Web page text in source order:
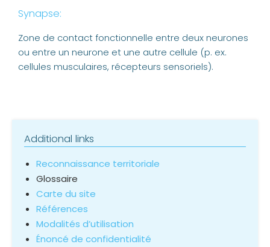
Synapse:
Zone de contact fonctionnelle entre deux neurones
ou entre un neurone et une autre cellule (p. ex.
cellules musculaires, récepteurs sensoriels).
Additional links
Reconnaissance territoriale
Glossaire
Carte du site
Références
Modalités d’utilisation
Énoncé de confidentialité